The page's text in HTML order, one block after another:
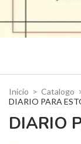
Inicio > Catalogo
DIARIO PARA
DIARIO